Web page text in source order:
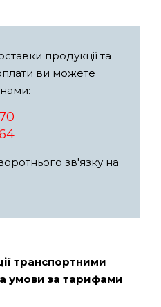
продукції та
ви можете
зв'язку на
транспортними
умови за тарифами